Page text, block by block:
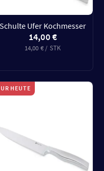
Schulte Ufer Kochmesser
14,00 €
14,00 € / STK
HEUTE